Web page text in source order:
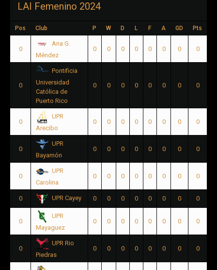
LAI Femenino 2024
Pos Club P W D L F A GD Pts
0
Ana G.
Méndez
0 0 0 0 0 0 0 0
0
Pontificia
Universidad
Católica de
Puerto Rico
0 0 0 0 0 0 0 0
0
UPR
Arecibo
0 0 0 0 0 0 0 0
0
UPR
Bayamón
0 0 0 0 0 0 0 0
0
UPR
Carolina
0 0 0 0 0 0 0 0
0 UPR Cayey 0 0 0 0 0 0 0 0
0
UPR
Mayaguez
0 0 0 0 0 0 0 0
0
UPR Rio
Piedras
0 0 0 0 0 0 0 0